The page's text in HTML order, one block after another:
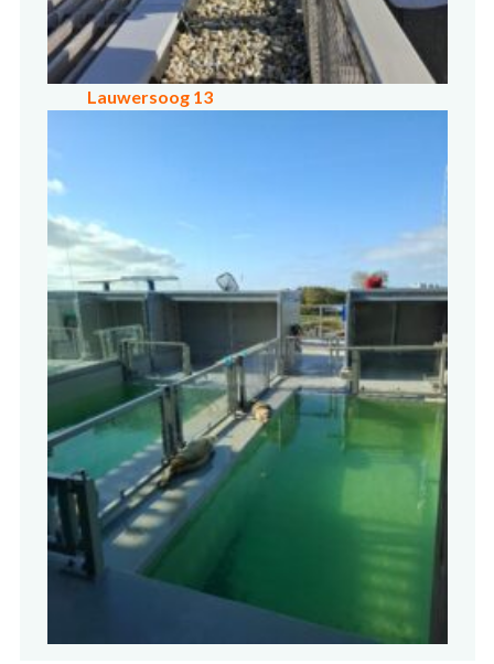
Lauwersoog 13